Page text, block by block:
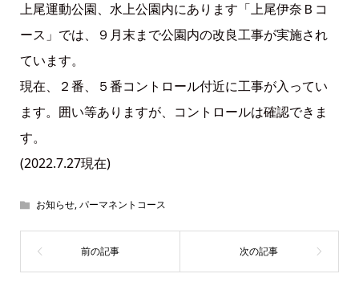
上尾運動公園、水上公園内にあります「上尾伊奈Ｂコ
ース」では、９月末まで公園内の改良工事が実施され
ています。
現在、２番、５番コントロール付近に工事が入ってい
ます。囲い等ありますが、コントロールは確認できま
す。
(2022.7.27現在)
お知らせ,パーマネントコース